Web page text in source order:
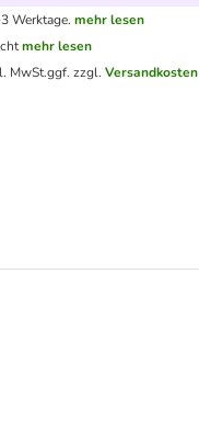
Werktage. mehr lesen
mehr lesen
MwSt.ggf. zzgl. Versandkosten